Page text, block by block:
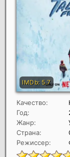
Качество:
Год:
Жанр:
Страна:
Режиссер: